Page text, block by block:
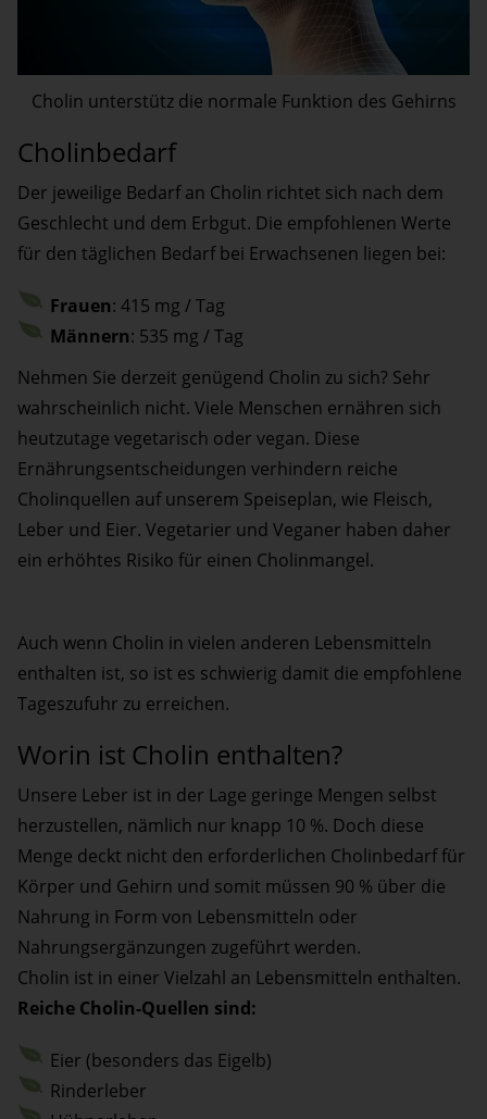
Cholin unterstütz die normale Funktion des Gehirns
Cholinbedarf
Der jeweilige Bedarf an Cholin richtet sich nach dem
Geschlecht und dem Erbgut. Die empfohlenen Werte
für den täglichen Bedarf bei Erwachsenen liegen bei:
Frauen: 415 mg / Tag
Männern: 535 mg / Tag
Nehmen Sie derzeit genügend Cholin zu sich? Sehr
wahrscheinlich nicht. Viele Menschen ernähren sich
heutzutage vegetarisch oder vegan. Diese
Ernährungsentscheidungen verhindern reiche
Cholinquellen auf unserem Speiseplan, wie Fleisch,
Leber und Eier. Vegetarier und Veganer haben daher
ein erhöhtes Risiko für einen Cholinmangel.
Auch wenn Cholin in vielen anderen Lebensmitteln
enthalten ist, so ist es schwierig damit die empfohlene
Tageszufuhr zu erreichen.
Worin ist Cholin enthalten?
Unsere Leber ist in der Lage geringe Mengen selbst
herzustellen, nämlich nur knapp 10 %. Doch diese
Menge deckt nicht den erforderlichen Cholinbedarf für
Körper und Gehirn und somit müssen 90 % über die
Nahrung in Form von Lebensmitteln oder
Nahrungsergänzungen zugeführt werden.
Cholin ist in einer Vielzahl an Lebensmitteln enthalten.
Reiche Cholin-Quellen sind:
Eier (besonders das Eigelb)
Rinderleber